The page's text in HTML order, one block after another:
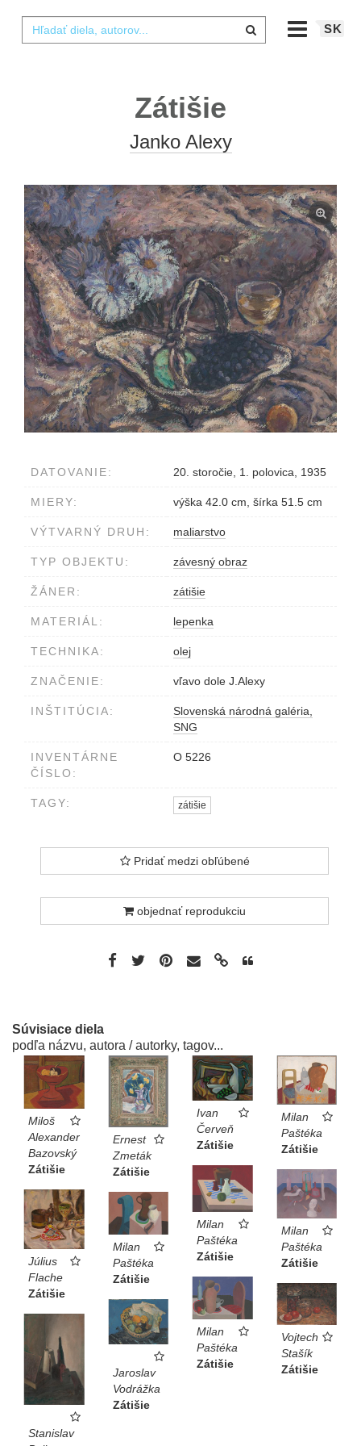
SK
Zátišie
Janko Alexy
DATOVANIE: 20. storočie, 1. polovica, 1935
MIERY: výška 42.0 cm, šírka 51.5 cm
VÝTVARNÝ DRUH: maliarstvo
TYP OBJEKTU: závesný obraz
ŽÁNER: zátišie
MATERIÁL: lepenka
TECHNIKA: olej
ZNAČENIE: vľavo dole J.Alexy
INŠTITÚCIA:
Slovenská národná galéria,
SNG
INVENTÁRNE
ČÍSLO:
O 5226
TAGY: zátišie
Pridať medzi obľúbené
objednať reprodukciu
Súvisiace diela
podľa názvu, autora / autorky, tagov...
Miloš
Alexander
Bazovský
Zátišie
Ernest
Zmeták
Zátišie
Ivan
Červeň
Zátišie
Milan
Paštéka
Zátišie
Milan
Paštéka
Zátišie
Milan
Paštéka
Zátišie
Július
Flache
Zátišie
Milan
Paštéka
Zátišie
Milan
Paštéka
Zátišie
Vojtech
Stašík
Zátišie
Jaroslav
Vodrážka
Zátišie
Stanislav